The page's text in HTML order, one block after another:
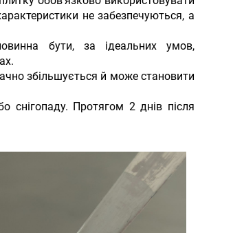
не забезпечуються, а
бути, за ідеальних умов,
збільшується й може становити
снігопаду. Протягом 2 днів після